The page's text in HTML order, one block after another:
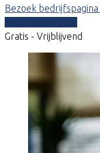
Bezoek bedrijfspagina
Gratis - Vrijblijvend